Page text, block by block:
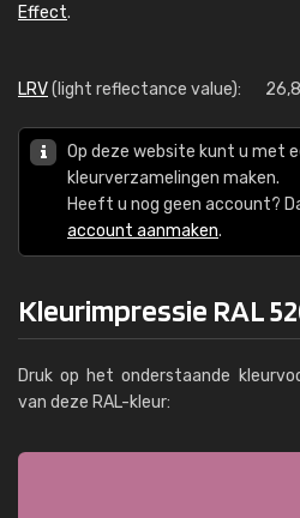
Effect.
LRV(light reflectance value):
Op deze website kunt u met
kleurverzamelingen maken.
Heeft u nog geen account?
account aanmaken.
Kleurimpressie RAL
Druk op het onderstaande
van deze RAL-kleur: